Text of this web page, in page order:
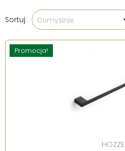
Sortuj: Domyślnie
Promocja!
HOZZE